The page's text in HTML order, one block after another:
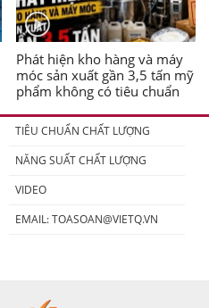
Phát hiện kho hàng và máy
móc sản xuất gần 3,5 tấn mỹ
phẩm không có tiêu chuẩn
TIÊU CHUẨN CHẤT LƯỢNG
NĂNG SUẤT CHẤT LƯỢNG
VIDEO
EMAIL:TOASOAN@VIETQ.VN